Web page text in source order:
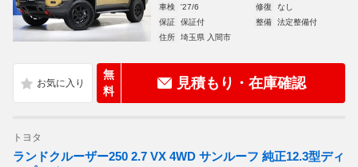
車検 '27/6 修復
なし
保証
保証付 整備
法定整備付
住所
埼玉県 入間市
無
料
見積もり・在庫確認
トヨタ
ランドクルーザー250 2.7 VX 4WD サンルーフ 純正12.3型ディ